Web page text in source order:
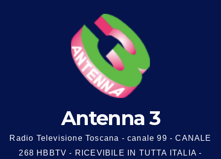
Antenna 3
Radio Televisione Toscana - canale 99 - CANALE
268 HBBTV - RICEVIBILE IN TUTTA ITALIA -